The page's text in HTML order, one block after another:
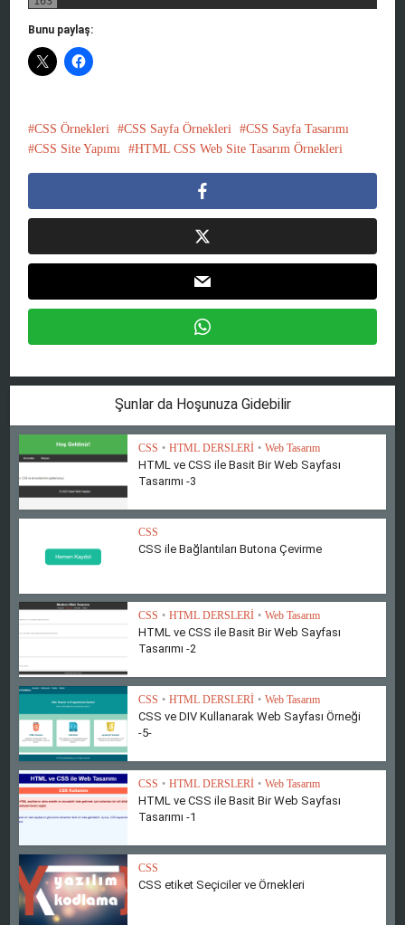
Bunu paylaş:
CSS Örnekleri CSS Sayfa Örnekleri
CSS Sayfa Tasarımı
CSS Site Yapımı
HTML CSS Web Site Tasarım Örnekleri
Şunlar da Hoşunuza Gidebilir
CSS • HTML DERSLERİ • Web Tasarım
HTML ve CSS ile Basit Bir Web Sayfası
Tasarımı -3
CSS
CSS ile Bağlantıları Butona Çevirme
CSS • HTML DERSLERİ • Web Tasarım
HTML ve CSS ile Basit Bir Web Sayfası
Tasarımı -2
CSS • HTML DERSLERİ • Web Tasarım
CSS ve DIV Kullanarak Web Sayfası Örneği
-5-
CSS • HTML DERSLERİ • Web Tasarım
HTML ve CSS ile Basit Bir Web Sayfası
Tasarımı -1
CSS
CSS etiket Seçiciler ve Örnekleri